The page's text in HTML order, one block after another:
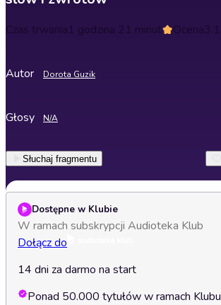
Czas trwania1 godzina 21 minut Ocena3.1
Autor Dorota Guzik
Głosy N/A
Słuchaj fragmentu
Dostępne w Klubie
W ramach subskrypcji Audioteka Klub
Dołącz do
14 dni za darmo na start
Ponad 50.000 tytułów w ramach Klubu